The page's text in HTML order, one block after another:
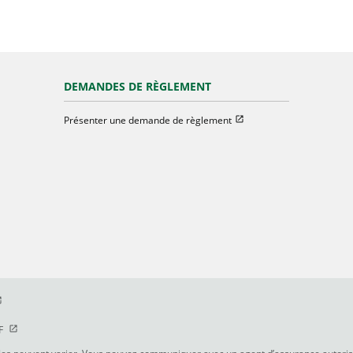
DEMANDES DE RÈGLEMENT
Présenter une demande de règlementOuvrir dans une nouvelle
dans une nouvelle fenetre
nouvelle fenetre
Ouvrir dans une nouvelle fenetre